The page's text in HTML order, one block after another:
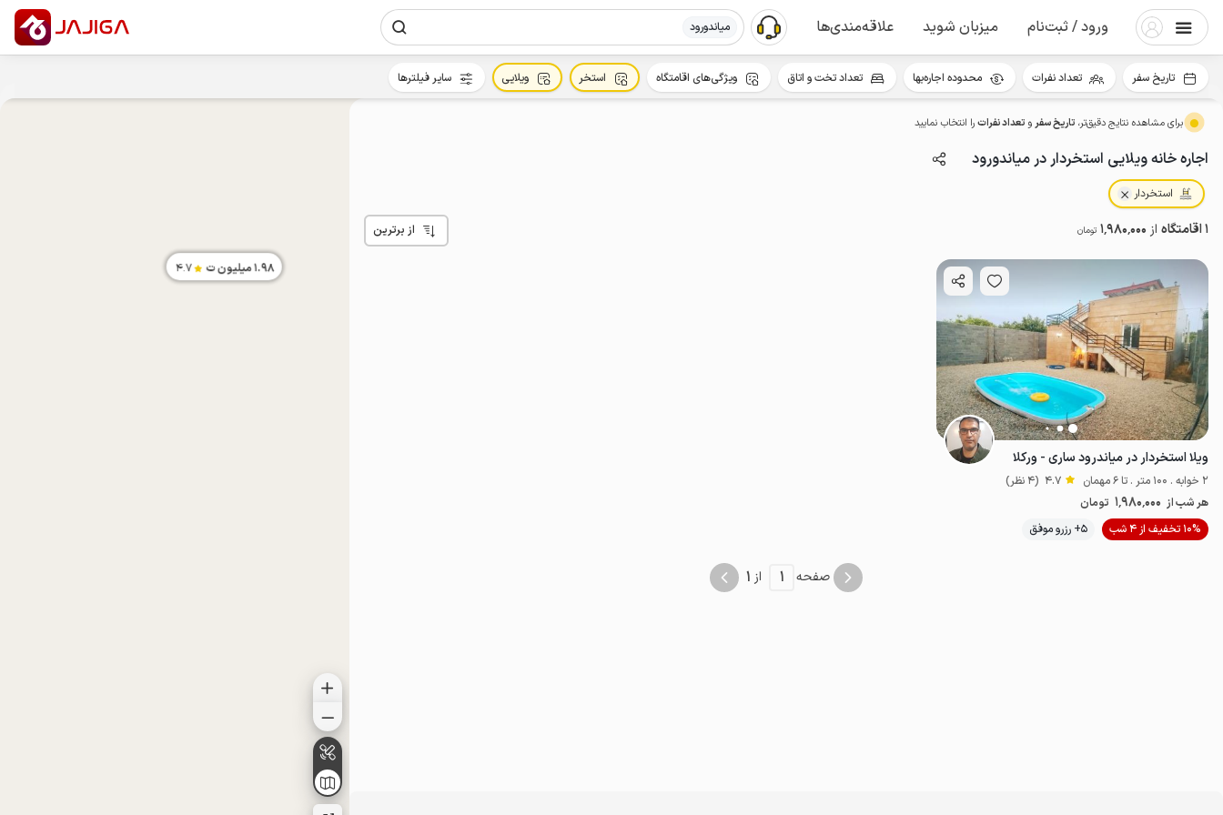
ورود / ثبت‌نام میزبان شوید علاقه‌مندی‌ها میاندورود
1.98میلیون ت 4.7
برای مشاهده نتایج دقیق‌تر، تاریخ سفرو تعداد نفراترا انتخاب نمایید
اجاره خانه ویلایی استخردار در میاندورود
استخردار
1 اقامتگاه از 1٬980٬000 تومان از برترین
ویلا استخردار در میاندرود ساری - ورکلا
2 خوابه . 100 متر . تا 6 مهمان 4.7 (4 نظر)
هر شب از 1٬980٬000 تومان
10% تخفیف از 4 شب
5+ رزرو موفق
صفحه 1 از 1
تاریخ سفر تعداد نفرات محدوده اجاره‌بها تعداد تخت و اتاق ویژگی‌های اقامتگاه استخر ویلایی سایر فیلترها